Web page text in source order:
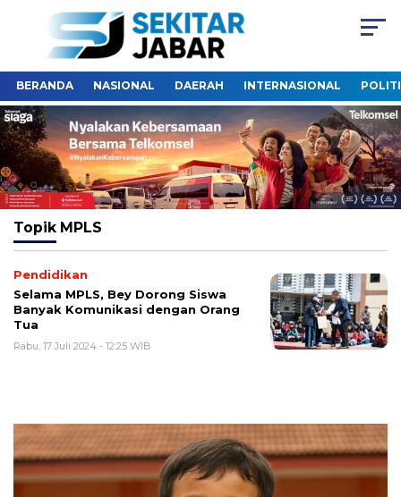
BERANDA NASIONAL DAERAH INTERNASIONAL
Topik MPLS
Pendidikan
Selama MPLS, Bey Dorong Siswa
Banyak Komunikasi dengan Orang
Tua
Rabu, 17 Juli 2024 - 12:25 WIB